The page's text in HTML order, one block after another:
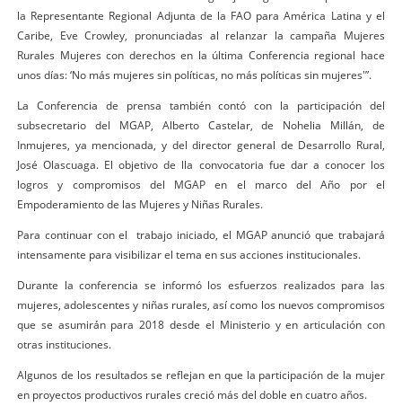
la Representante Regional Adjunta de la FAO para América Latina y el
Caribe, Eve Crowley, pronunciadas al relanzar la campaña Mujeres
Rurales Mujeres con derechos en la última Conferencia regional hace
unos días: ‘No más mujeres sin políticas, no más políticas sin mujeres'”.
La Conferencia de prensa también contó con la participación del
subsecretario del MGAP, Alberto Castelar, de Nohelia Millán, de
Inmujeres, ya mencionada, y del director general de Desarrollo Rural,
José Olascuaga. El objetivo de lla convocatoria fue dar a conocer los
logros y compromisos del MGAP en el marco del Año por el
Empoderamiento de las Mujeres y Niñas Rurales.
Para continuar con el trabajo iniciado, el MGAP anunció que trabajará
intensamente para visibilizar el tema en sus acciones institucionales.
Durante la conferencia se informó los esfuerzos realizados para las
mujeres, adolescentes y niñas rurales, así como los nuevos compromisos
que se asumirán para 2018 desde el Ministerio y en articulación con
otras instituciones.
Algunos de los resultados se reflejan en que la participación de la mujer
en proyectos productivos rurales creció más del doble en cuatro años.